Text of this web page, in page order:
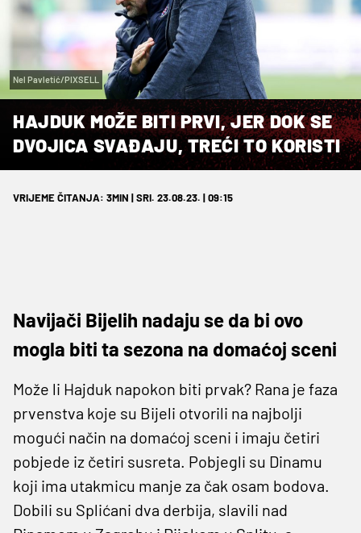
Nel Pavletić/PIXSELL
HAJDUK MOŽE BITI PRVI, JER DOK SE
DVOJICA SVAĐAJU, TREĆI TO KORISTI
VRIJEME ČITANJA: 3MIN | SRI. 23.08.23. | 09:15
Navijači Bijelih nadaju se da bi ovo
mogla biti ta sezona na domaćoj sceni
Može li Hajduk napokon biti prvak? Rana je faza
prvenstva koje su Bijeli otvorili na najbolji
mogući način na domaćoj sceni i imaju četiri
pobjede iz četiri susreta. Pobjegli su Dinamu
koji ima utakmicu manje za čak osam bodova.
Dobili su Splićani dva derbija, slavili nad